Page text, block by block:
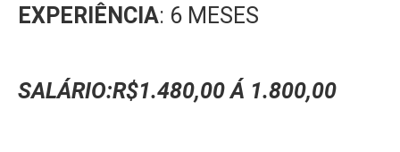
EXPERIÊNCIA: 6 MESES
SALÁRIO:R$1.480,00 Á 1.800,00